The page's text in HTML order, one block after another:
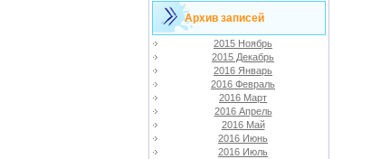
Архив записей
2015 Ноябрь
2015 Декабрь
2016 Январь
2016 Февраль
2016 Март
2016 Апрель
2016 Май
2016 Июнь
2016 Июль